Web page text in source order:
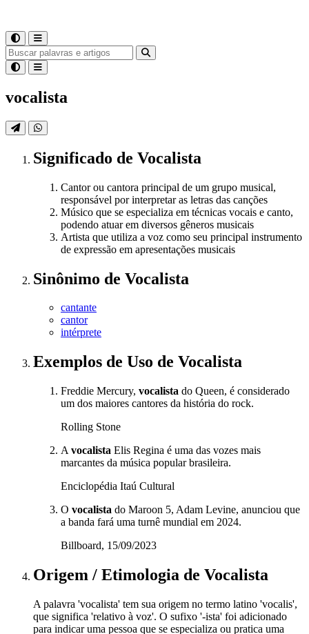
vocalista
Significado de Vocalista
Cantor ou cantora principal de um grupo musical,
responsável por interpretar as letras das canções
Músico que se especializa em técnicas vocais e canto,
podendo atuar em diversos gêneros musicais
Artista que utiliza a voz como seu principal instrumento
de expressão em apresentações musicais
Sinônimo de Vocalista
cantante
cantor
intérprete
Exemplos de Uso de Vocalista
Freddie Mercury, vocalista do Queen, é considerado
um dos maiores cantores da história do rock.
Rolling Stone
A vocalista Elis Regina é uma das vozes mais
marcantes da música popular brasileira.
Enciclopédia Itaú Cultural
O vocalista do Maroon 5, Adam Levine, anunciou que
a banda fará uma turnê mundial em 2024.
Billboard, 15/09/2023
Origem / Etimologia de Vocalista
A palavra 'vocalista' tem sua origem no termo latino 'vocalis',
que significa 'relativo à voz'. O sufixo '-ista' foi adicionado
para indicar uma pessoa que se especializa ou pratica uma